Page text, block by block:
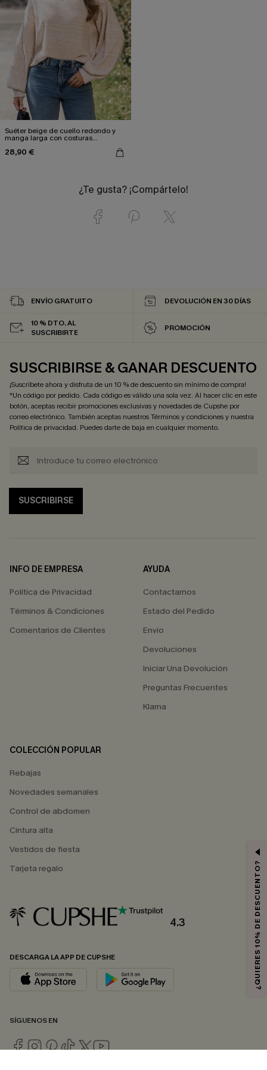
Suéter beige de cuello redondo y
manga larga con costuras
28,90 €
¿Te gusta? ¡Compártelo!
ENVÍO GRATUITO DEVOLUCIÓN EN 30 DÍAS
10 % DTO. AL
SUSCRIBIRTE
PROMOCIÓN
SUSCRIBIRSE & GANAR DESCUENTO
¡Suscríbete ahora y disfruta de un 10 % de descuento sin mínimo de compra!
*Un código por pedido. Cada código es válido una sola vez. Al hacer clic en este
botón, aceptas recibir promociones exclusivas y novedades de Cupshe por
correo electrónico. También aceptas nuestrosTérminos y condicionesy nuestra
Política de privacidad. Puedes darte de baja en cualquier momento.
SUSCRIBIRSE
INFO DE EMPRESA
Política de Privacidad
Términos & Condiciones
Comentarios de Clientes
AYUDA
Contactarnos
Estado del Pedido
Envío
Devoluciones
Iniciar Una Devolución
Preguntas Frecuentes
Klarna
COLECCIÓN POPULAR
Rebajas
Novedades semanales
Control de abdomen
Cintura alta
Vestidos de fiesta
Tarjeta regalo
4.3
DESCARGA LA APP DE CUPSHE
SÍGUENOS EN
¿QUIERES 10% DE DESCUENTO?